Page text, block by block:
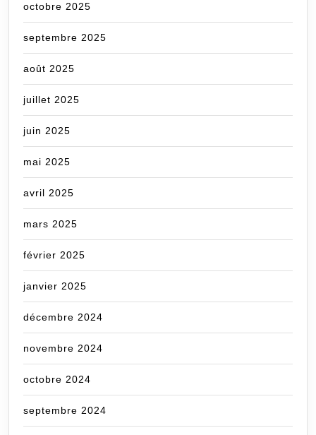
octobre 2025
septembre 2025
août 2025
juillet 2025
juin 2025
mai 2025
avril 2025
mars 2025
février 2025
janvier 2025
décembre 2024
novembre 2024
octobre 2024
septembre 2024